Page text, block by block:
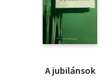
A jubilánsok